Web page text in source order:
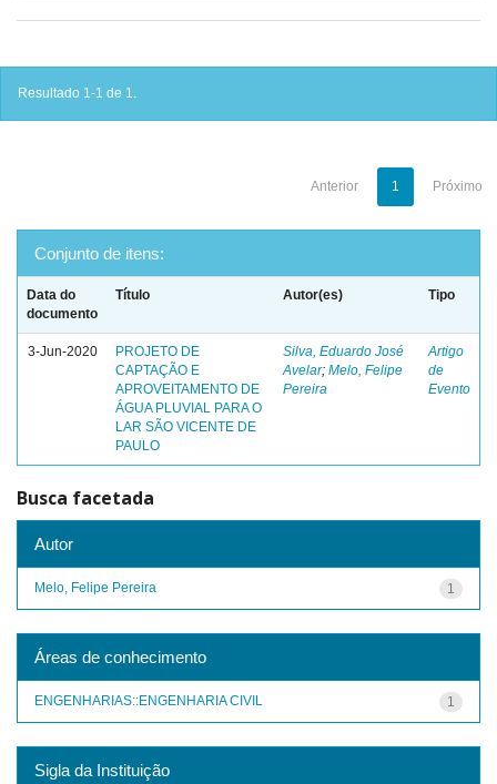
Resultado 1-1 de 1.
Anterior 1 Próximo
Conjunto de itens:
Data do
documento
Título Autor(es) Tipo
3-Jun-2020
PROJETO DE
CAPTAÇÃO E
APROVEITAMENTO DE
ÁGUA PLUVIAL PARA O
LAR SÃO VICENTE DE
PAULO
Silva, Eduardo José
Avelar; Melo, Felipe
Pereira
Artigo
de
Evento
Busca facetada
Autor
1
Melo, Felipe Pereira
Áreas de conhecimento
1
ENGENHARIAS::ENGENHARIA CIVIL
Sigla da Instituição